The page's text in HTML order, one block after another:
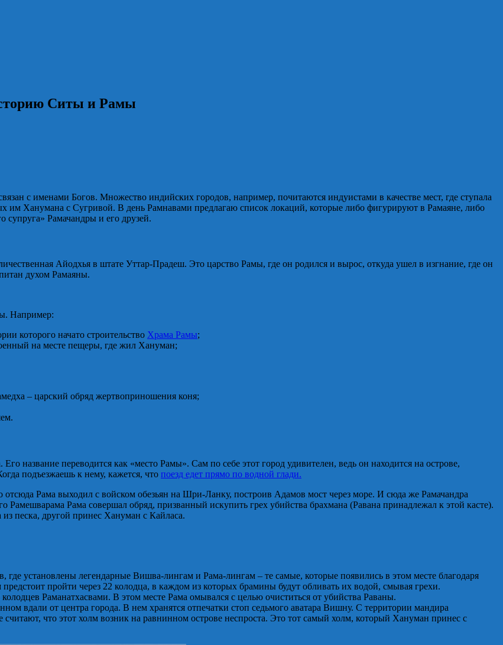
Ситы и Рамы
с именами Богов. Множество индийских городов, например, почитаются индуистами в качестве мест, где ступала
Ханумана с Сугривой. В день Рамнавами предлагаю список локаций, которые либо фигурируют в Рамаяне, либо
супруга» Рамачандры и его друзей.
Айодхья в штате Уттар-Прадеш. Это царство Рамы, где он родился и вырос, откуда ушел в изгнание, где он
духом Рамаяны.
Например:
которого начато строительство Храма Рамы;
на месте пещеры, где жил Хануман;
– царский обряд жертвоприношения коня;
название переводится как «место Рамы». Сам по себе этот город удивителен, ведь он находится на острове,
подъезжаешь к нему, кажется, что поезд едет прямо по водной глади.
отсюда Рама выходил с войском обезьян на Шри-Ланку, построив Адамов мост через море. И сюда же Рамачандра
Рама совершал обряд, призванный искупить грех убийства брахмана (Равана принадлежал к этой касте).
песка, другой принес Хануман с Кайласа.
где установлены легендарные Вишва-лингам и Рама-лингам – те самые, которые появились в этом месте благодаря
пройти через 22 колодца, в каждом из которых брамины будут обливать их водой, смывая грехи.
Раманатхасвами. В этом месте Рама омывался с целью очиститься от убийства Раваны.
вдали от центра города. В нем хранятся отпечатки стоп седьмого аватара Вишну. С территории мандира
что этот холм возник на равнинном острове неспроста. Это тот самый холм, который Хануман принес с